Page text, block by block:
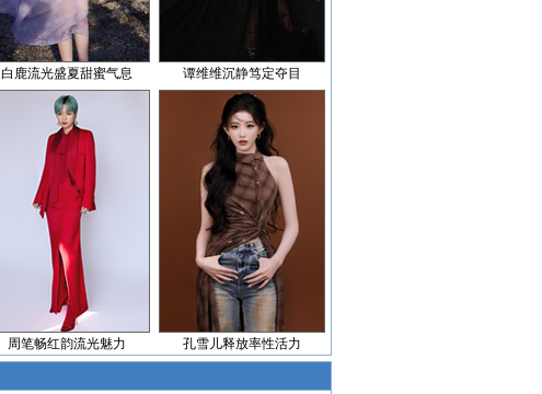
白鹿流光盛夏甜蜜气息 谭维维沉静笃定夺目
周笔畅红韵流光魅力 孔雪儿释放率性活力